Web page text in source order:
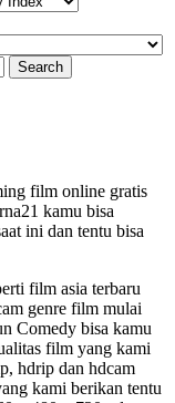
film online gratis
kamu bisa
ini dan tentu bisa
film asia terbaru
genre film mulai
Comedy bisa kamu
film yang kami
hdrip dan hdcam
kami berikan tentu